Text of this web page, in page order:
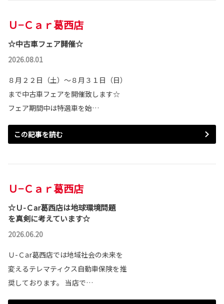
Ｕ−Ｃａｒ葛西店
☆中古車フェア開催☆
2026.08.01
８月２２日（土）～８月３１日（日）
まで中古車フェアを開催致します☆
フェア期間中は特選車を始…
この記事を読む
Ｕ−Ｃａｒ葛西店
☆Ｕ-Ｃar葛西店は地球環境問題
を真剣に考えています☆
2026.06.20
Ｕ-Ｃar葛西店では地域社会の未来を
変えるテレマティクス自動車保険を推
奨しております。 当店で…